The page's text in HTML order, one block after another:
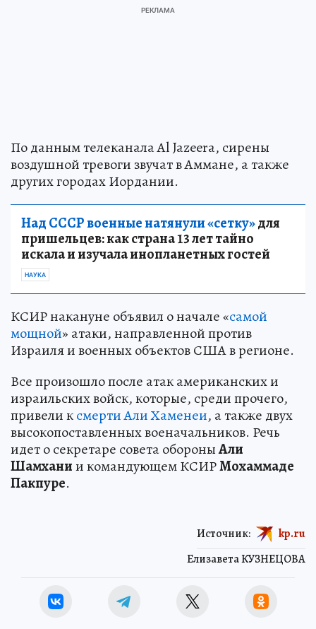
По данным телеканала Al Jazeera, сирены
воздушной тревоги звучат в Аммане, а также
других городах Иордании.
Над СССР военные натянули «сетку»для
пришельцев: как страна 13 лет тайно
искала и изучала инопланетных гостей
НАУКА
КСИР накануне объявил о начале «самой
мощной» атаки, направленной против
Израиля и военных объектов США в регионе.
Все произошло после атак американских и
израильских войск, которые, среди прочего,
привели ксмерти Али Хаменеи, а также двух
высокопоставленных военачальников. Речь
идет о секретаре совета обороныАли
Шамхании командующем КСИРМохаммаде
Пакпуре.
Елизавета КУЗНЕЦОВА
Источник: kp.ru